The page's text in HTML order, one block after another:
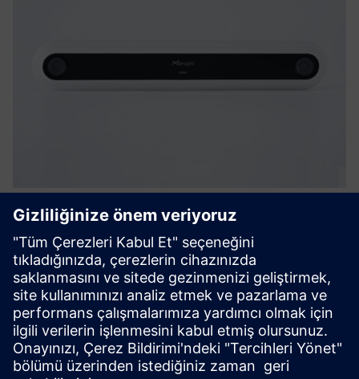
VS126 AI Ultra High-Mount People
Counter
Powered by Binocular Stereo vision, VS126 redefines high-
ceiling environments. Mounted at 6–15m, it covers over
75m² with GDPR-compliant analytics that unlock the true
potential of grand-scale venues.
Daha fazla bilgi edinin